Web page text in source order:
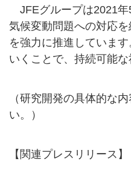
JFEグループは2021
気候変動問題への対応
を強力に推進していま
いくことで、持続可能
（研究開発の具体的な
い。）
【関連プレスリリース】